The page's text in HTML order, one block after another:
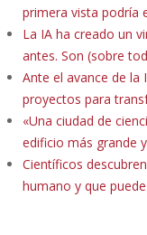
primera vista podría
La IA ha creado un
antes. Son (sobre
Ante el avance de la
proyectos para
«Una ciudad de
edificio más grande
Científicos
humano y que